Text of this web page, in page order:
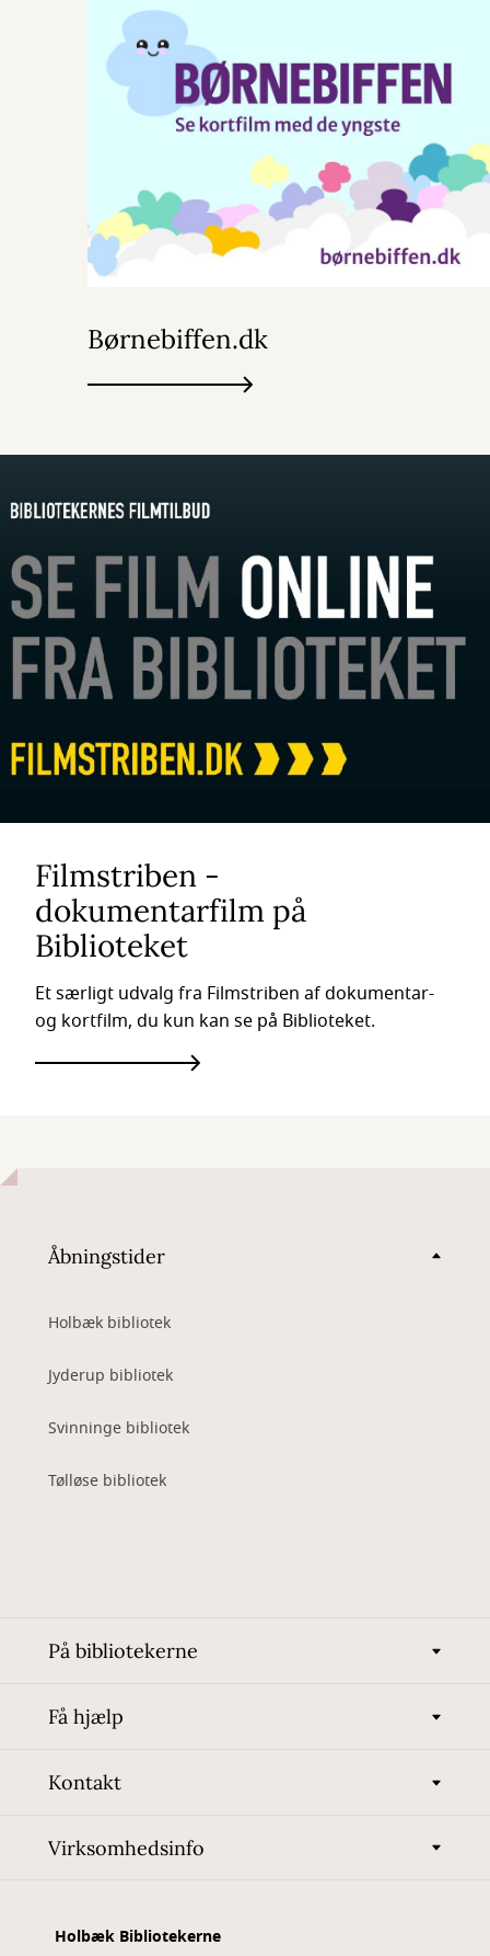
Børnebiffen.dk
Filmstriben -
dokumentarfilm på
Biblioteket
Et særligt udvalg fra Filmstriben af dokumentar-
og kortfilm, du kun kan se på Biblioteket.
Åbningstider
Holbæk bibliotek
Jyderup bibliotek
Svinninge bibliotek
Tølløse bibliotek
På bibliotekerne
Få hjælp
Kontakt
Virksomhedsinfo
Holbæk Bibliotekerne